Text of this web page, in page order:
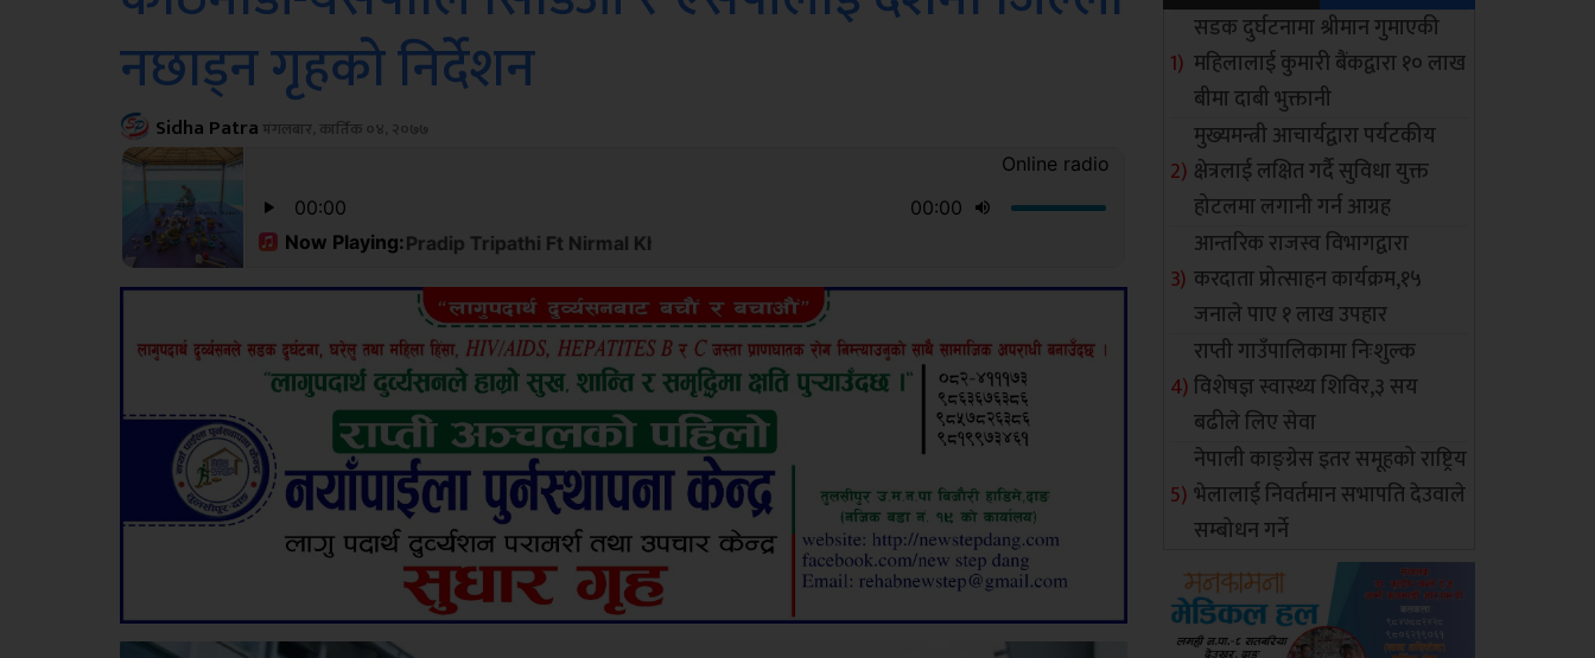
नछाड्न गृहको निर्देशन
Sidha Patraमंगलबार, कार्तिक ०४, २०७७
सडक दुर्घटनामा श्रीमान गुमाएकी
महिलालाई कुमारी बैंकद्वारा १० लाख
बीमा दाबी भुक्तानी
मुख्यमन्त्री आचार्यद्वारा पर्यटकीय
क्षेत्रलाई लक्षित गर्दै सुविधा युक्त
होटलमा लगानी गर्न आग्रह
आन्तरिक राजस्व विभागद्वारा
करदाता प्रोत्साहन कार्यक्रम,१५
जनाले पाए १ लाख उपहार
राप्ती गाउँपालिकामा निःशुल्क
विशेषज्ञ स्वास्थ्य शिविर,३ सय
बढीले लिए सेवा
नेपाली काङ्ग्रेस इतर समूहको राष्ट्रिय
भेलालाई निवर्तमान सभापति देउवाले
सम्बोधन गर्ने